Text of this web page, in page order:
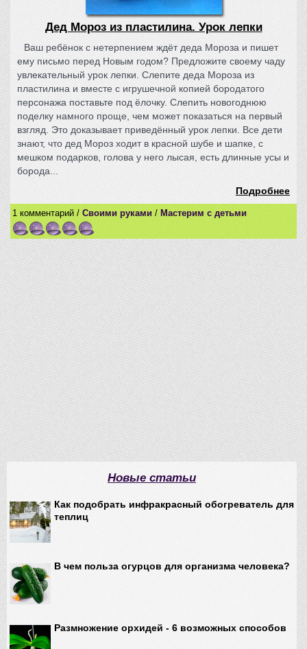
Дед Мороз из пластилина. Урок лепки
Ваш ребёнок с нетерпением ждёт деда Мороза и пишет
ему письмо перед Новым годом? Предложите своему чаду
увлекательный урок лепки. Слепите деда Мороза из
пластилина и вместе с игрушечной копией бородатого
персонажа поставьте под ёлочку. Слепить новогоднюю
поделку намного проще, чем может показаться на первый
взгляд. Это доказывает приведённый урок лепки. Все дети
знают, что дед Мороз ходит в красной шубе и шапке, с
мешком подарков, голова у него лысая, есть длинные усы и
борода...
Подробнее
1 комментарий / Своими руками / Мастерим с детьми
Новые статьи
Как подобрать инфракрасный обогреватель для
теплиц
В чем польза огурцов для организма человека?
Размножение орхидей - 6 возможных способов